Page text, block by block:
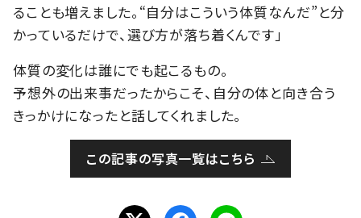
ることも増えました。“自分はこういう体質なんだ”と分
かっているだけで、選び方が落ち着くんです」
体質の変化は誰にでも起こるもの。
予想外の出来事だったからこそ、自分の体と向き合う
きっかけになったと話してくれました。
この記事の写真一覧はこちら